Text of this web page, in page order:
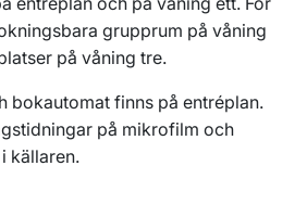
grupprum på våning
på våning tre.
bokautomat finns på entréplan.
på mikrofilm och
källaren.